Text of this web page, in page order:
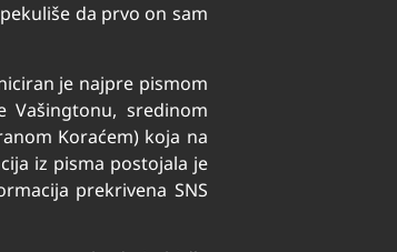
da prvo on sam
je najpre pismom
Vašingtonu, sredinom
Koraćem) koja na
iz pisma postojala je
prekrivena SNS